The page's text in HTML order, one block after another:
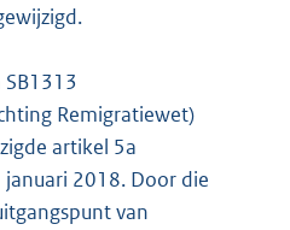
Remigratiewet)
artikel 5a
2018. Door die
van